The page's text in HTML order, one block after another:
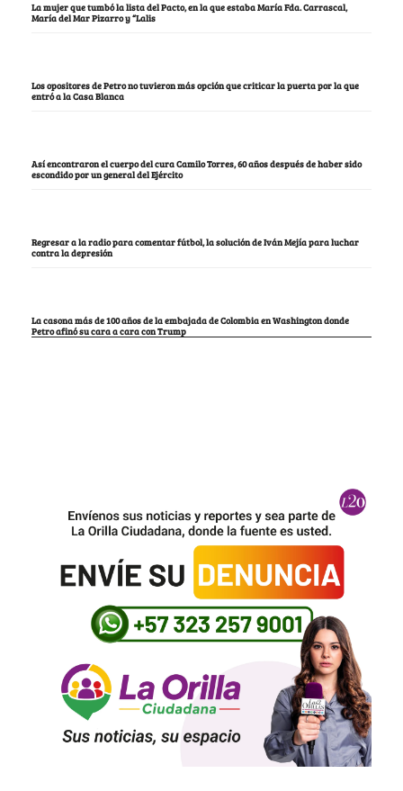
La mujer que tumbó la lista del Pacto, en la que estaba María Fda. Carrascal,
María del Mar Pizarro y “Lalis
Los opositores de Petro no tuvieron más opción que criticar la puerta por la que
entró a la Casa Blanca
Así encontraron el cuerpo del cura Camilo Torres, 60 años después de haber sido
escondido por un general del Ejército
Regresar a la radio para comentar fútbol, la solución de Iván Mejía para luchar
contra la depresión
La casona más de 100 años de la embajada de Colombia en Washington donde
Petro afinó su cara a cara con Trump